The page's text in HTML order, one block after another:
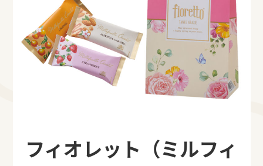
フィオレット（ミルフィ